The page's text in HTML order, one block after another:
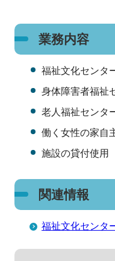
業務内容
福祉文化センタ
身体障害者福祉
老人福祉センタ
働く女性の家自
施設の貸付使用
関連情報
福祉文化センタ